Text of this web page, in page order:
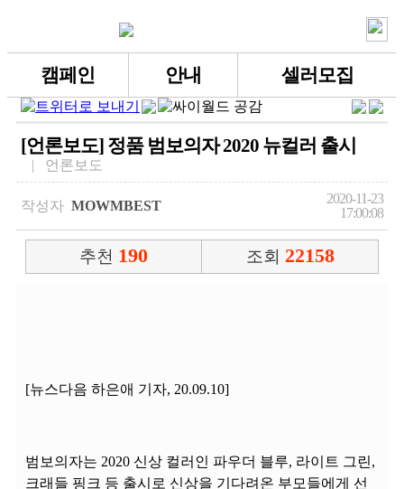
캠페인 안내 셀러모집
[언론보도] 정품 범보의자 2020 뉴컬러 출시
| 언론보도
작성자 MOWMBEST
2020-11-23
17:00:08
추천 190 조회 22158
[뉴스다음 하은애 기자, 20.09.10]
범보의자는 2020 신상 컬러인 파우더 블루, 라이트 그린,
크래들 핑크 등 출시로 신상을 기다려온 부모들에게 선